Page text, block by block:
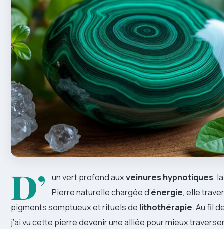
D’ un vert profond auxveinures hypnotiques,
Pierre naturelle chargée d’énergie, elle
pigments somptueux et rituels de lithothérapie. Au fil
j’ai vu cette pierre devenir une alliée pour mieux